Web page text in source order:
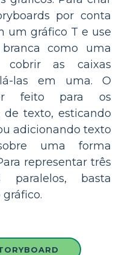
por conta
um gráfico T e use
como uma
cobrir as caixas
las em uma. O
feito para os
de texto, esticando
adicionando texto
uma forma
representar três
basta